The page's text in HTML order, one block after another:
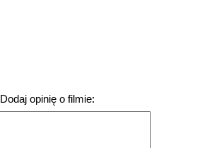
Dodaj opinię o filmie: